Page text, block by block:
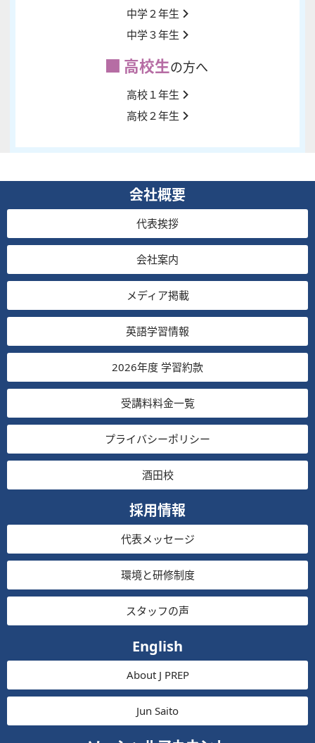
中学２年生
中学３年生
高校生の方へ
高校１年生
高校２年生
会社概要
代表挨拶
会社案内
メディア掲載
英語学習情報
2026年度 学習約款
受講料料金一覧
プライバシーポリシー
酒田校
採用情報
代表メッセージ
環境と研修制度
スタッフの声
English
About J PREP
Jun Saito